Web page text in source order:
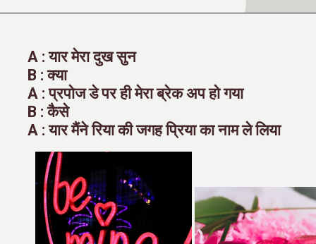
A : यार मेरा दुख सुन
B : क्या
A : प्रपोज डे पर ही मेरा ब्रेक अप हो गया
B : कैसे
A : यार मैंने रिया की जगह प्रिया का नाम ले लिया